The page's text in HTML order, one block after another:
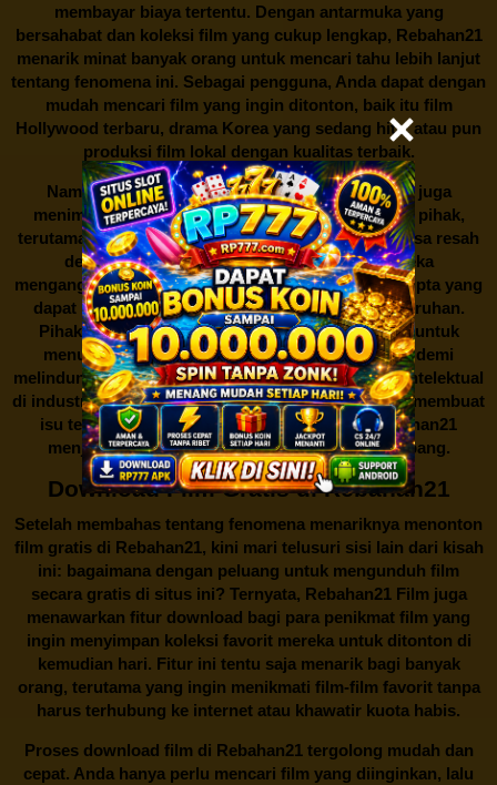
membayar biaya tertentu. Dengan antarmuka yang
bersahabat dan koleksi film yang cukup lengkap, Rebahan21
menarik minat banyak orang untuk mencari tahu lebih lanjut
tentang fenomena ini. Sebagai pengguna, Anda dapat dengan
mudah mencari film yang ingin ditonton, baik itu film
Hollywood terbaru, drama Korea yang sedang hits, atau pun
produksi film lokal dengan kualitas terbaik.
Namun, seperti halnya cerita manis,Rebahan21juga
menimbulkan kontroversi di industri film. Banyak pihak,
terutama produsen film dan pemilik hak cipta, merasa resah
dengan maraknya situs-situs seperti ini. Mereka
menganggapnya sebagai bentuk pelanggaran hak cipta yang
dapat merugikan industri perfilman secara keseluruhan.
Pihak berwenang pun turut terlibat dalam upaya untuk
menutup situs-situs ilegal semacam Rebahan21 demi
melindungi keberlangsungan bisnis dan kekayaan intelektual
di industri hiburan. Konflik kepentingan inilah yang membuat
isu tentang menonton film secara gratis diRebahan21
menjadi perbincangan seru yang terus berkembang.
Download Film Gratis di Rebahan21
Setelah membahas tentang fenomena menariknya menonton
film gratis di Rebahan21, kini mari telusuri sisi lain dari kisah
ini: bagaimana dengan peluang untuk mengunduh film
secara gratis di situs ini? Ternyata, Rebahan21 Film juga
menawarkan fitur download bagi para penikmat film yang
ingin menyimpan koleksi favorit mereka untuk ditonton di
kemudian hari. Fitur ini tentu saja menarik bagi banyak
orang, terutama yang ingin menikmati film-film favorit tanpa
harus terhubung ke internet atau khawatir kuota habis.
Proses download film di Rebahan21tergolong mudah dan
cepat. Anda hanya perlu mencari film yang diinginkan, lalu